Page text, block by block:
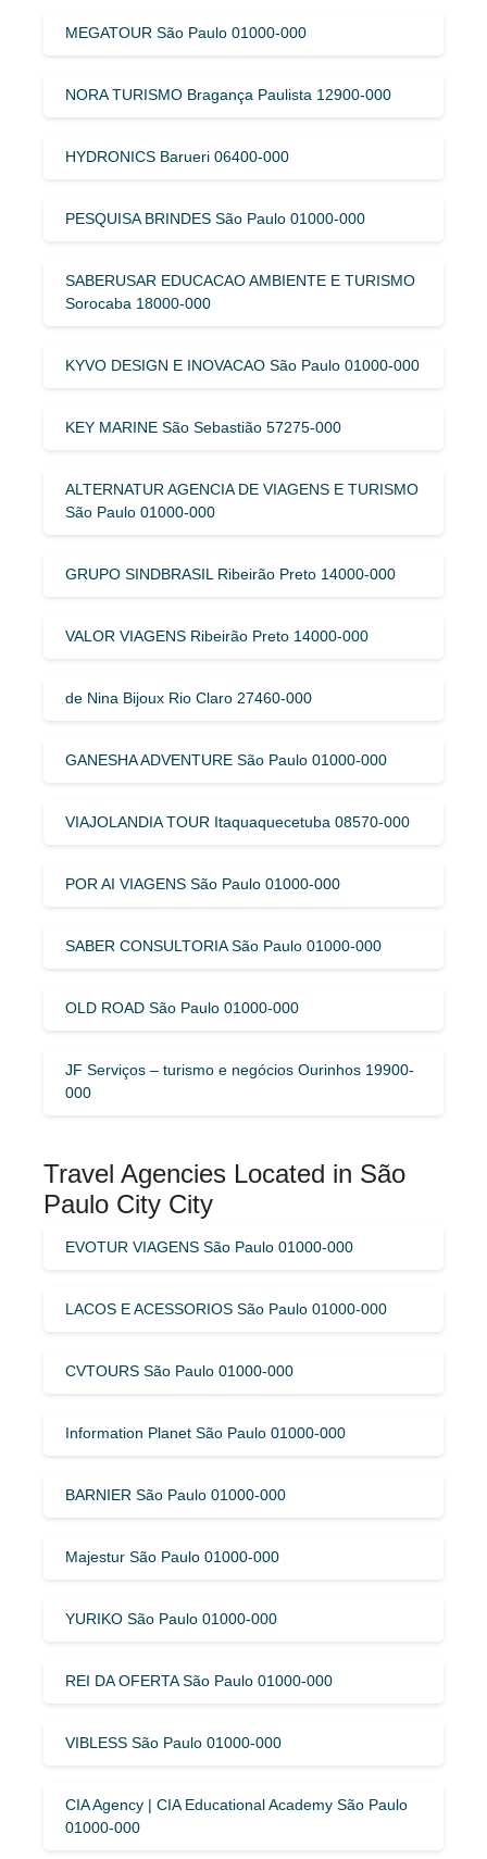
MEGATOUR São Paulo 01000-000
NORA TURISMO Bragança Paulista 12900-000
HYDRONICS Barueri 06400-000
PESQUISA BRINDES São Paulo 01000-000
SABERUSAR EDUCACAO AMBIENTE E TURISMO
Sorocaba 18000-000
KYVO DESIGN E INOVACAO São Paulo 01000-000
KEY MARINE São Sebastião 57275-000
ALTERNATUR AGENCIA DE VIAGENS E TURISMO
São Paulo 01000-000
GRUPO SINDBRASIL Ribeirão Preto 14000-000
VALOR VIAGENS Ribeirão Preto 14000-000
de Nina Bijoux Rio Claro 27460-000
GANESHA ADVENTURE São Paulo 01000-000
VIAJOLANDIA TOUR Itaquaquecetuba 08570-000
POR AI VIAGENS São Paulo 01000-000
SABER CONSULTORIA São Paulo 01000-000
OLD ROAD São Paulo 01000-000
JF Serviços – turismo e negócios Ourinhos 19900-
000
Travel Agencies Located in São
Paulo City City
EVOTUR VIAGENS São Paulo 01000-000
LACOS E ACESSORIOS São Paulo 01000-000
CVTOURS São Paulo 01000-000
Information Planet São Paulo 01000-000
BARNIER São Paulo 01000-000
Majestur São Paulo 01000-000
YURIKO São Paulo 01000-000
REI DA OFERTA São Paulo 01000-000
VIBLESS São Paulo 01000-000
CIA Agency | CIA Educational Academy São Paulo
01000-000